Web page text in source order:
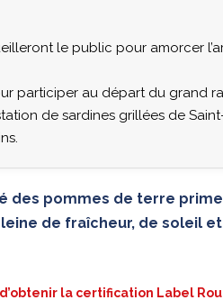
le public pour amorcer
participer au départ du grand
de sardines grillées de
des pommes de terre
de fraîcheur, de soleil
d’obtenir la certification Label